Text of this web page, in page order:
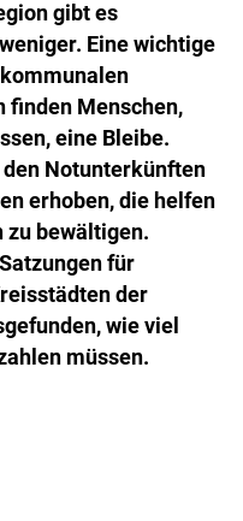
gibt es
Eine wichtige
finden Menschen,
eine Bleibe.
Notunterkünften
erhoben, die helfen
zu bewältigen.
für
der
wie viel
müssen.